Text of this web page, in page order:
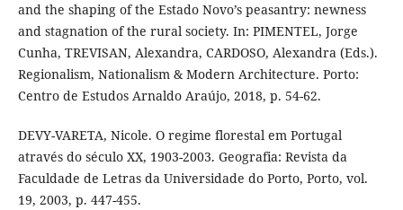
and the shaping of the Estado Novo’s peasantry: newness
and stagnation of the rural society. In: PIMENTEL, Jorge
Cunha, TREVISAN, Alexandra, CARDOSO, Alexandra (Eds.).
Regionalism, Nationalism & Modern Architecture. Porto:
Centro de Estudos Arnaldo Araújo, 2018, p. 54-62.
DEVY-VARETA, Nicole. O regime florestal em Portugal
através do século XX, 1903-2003. Geografia: Revista da
Faculdade de Letras da Universidade do Porto, Porto, vol.
19, 2003, p. 447-455.